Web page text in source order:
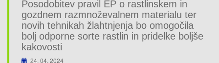
Posodobitev pravil EP o rastlinskem in
gozdnem razmnoževalnem materialu ter
novih tehnikah žlahtnjenja bo omogočila
bolj odporne sorte rastlin in pridelke boljše
kakovosti
24. 04. 2024